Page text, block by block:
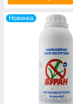
Новинка